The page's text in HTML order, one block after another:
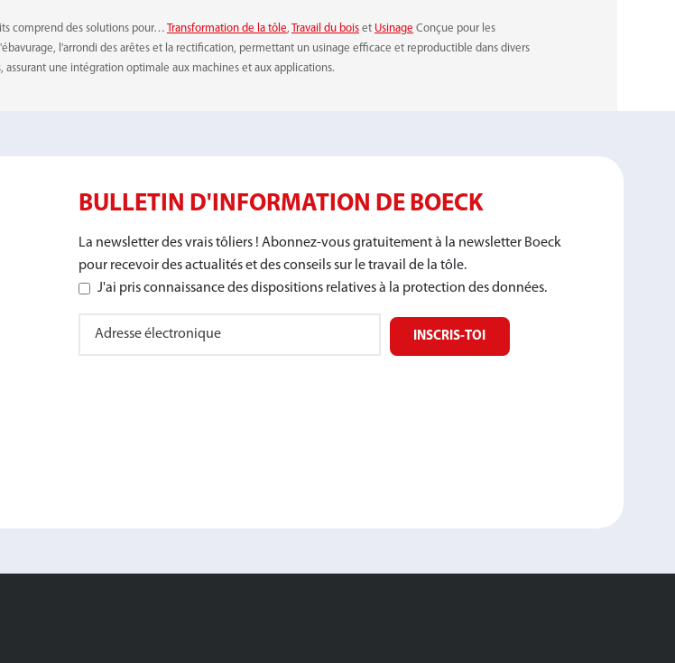
comprend des solutions pour… Transformation de la tôle, Travail du boiset Usinage Conçue pour les
l'arrondi des arêtes et la rectification, permettant un usinage efficace et reproductible dans divers
une intégration optimale aux machines et aux applications.
BULLETIN D'INFORMATION DE BOECK
La newsletter des vrais tôliers ! Abonnez-vous gratuitement à la newsletter Boeck
pour recevoir des actualités et des conseils sur le travail de la tôle.
J'ai pris connaissance des dispositions relatives à la protection des données.
INSCRIS‑TOI